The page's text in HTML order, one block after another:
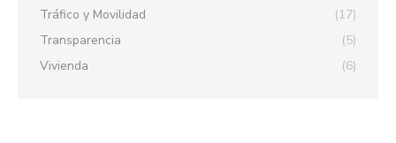
Tráfico y Movilidad
(17)
Transparencia
(5)
Vivienda
(6)